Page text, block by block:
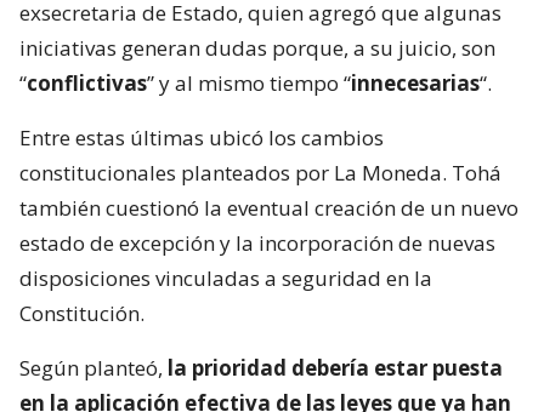
exsecretaria de Estado, quien agregó que algunas
iniciativas generan dudas porque, a su juicio, son
“conflictivas” y al mismo tiempo “innecesarias“.
Entre estas últimas ubicó los cambios
constitucionales planteados por La Moneda. Tohá
también cuestionó la eventual creación de un nuevo
estado de excepción y la incorporación de nuevas
disposiciones vinculadas a seguridad en la
Constitución.
Según planteó, la prioridad debería estar puesta
en la aplicación efectiva de las leyes que ya han